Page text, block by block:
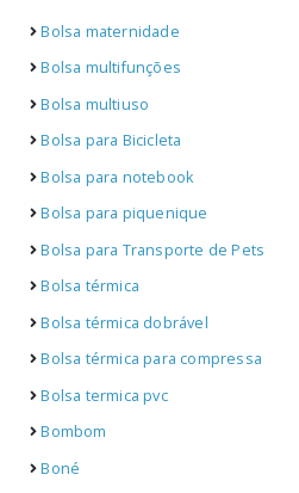
Bolsa maternidade
Bolsa multifunções
Bolsa multiuso
Bolsa para Bicicleta
Bolsa para notebook
Bolsa para piquenique
Bolsa para Transporte de Pets
Bolsa térmica
Bolsa térmica dobrável
Bolsa térmica para compressa
Bolsa termica pvc
Bombom
Boné